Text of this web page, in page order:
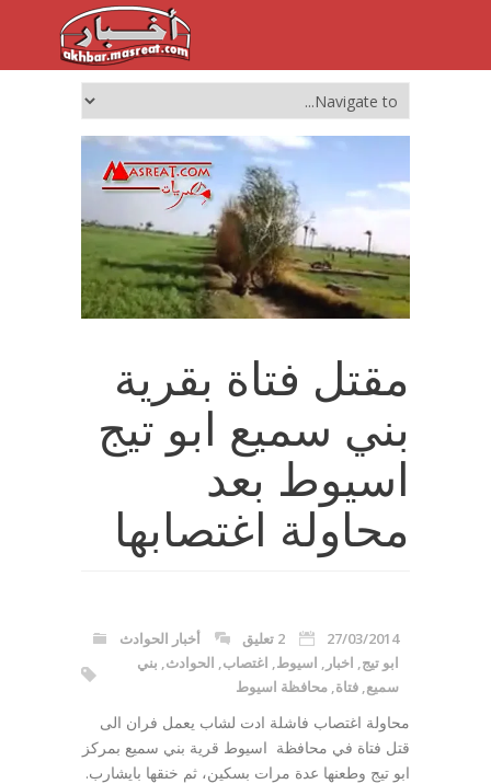
مقتل فتاة بقرية
بني سميع ابو تيج
اسيوط بعد
محاولة اغتصابها
27/03/2014 2 تعليق
أخبار الحوادث
ابو تيج, اخبار , اسيوط, اغتصاب, الحوادث, بني
سميع, فتاة, محافظة اسيوط
محاولة اغتصاب فاشلة ادت لشاب يعمل فران الى
قتل فتاة في محافظة اسيوط قرية بني سميع بمركز
ابو تيج وطعنها عدة مرات بسكين، ثم خنقها بايشارب.